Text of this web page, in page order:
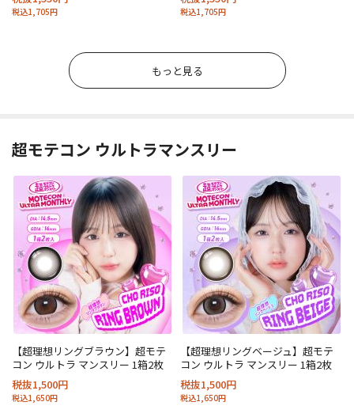
税込1,705円 税込1,705円
もっと見る
超モテコン ウルトラマンスリー
【超理想リングブラウン】超モテ
コン ウルトラ マンスリー 1箱2枚
税抜1,500円
税込1,650円
【超理想リングベージュ】超モテ
コン ウルトラ マンスリー 1箱2枚
税抜1,500円
税込1,650円